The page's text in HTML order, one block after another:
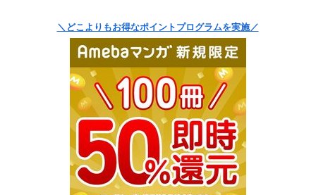
＼どこよりもお得なポイントプログラムを実施／